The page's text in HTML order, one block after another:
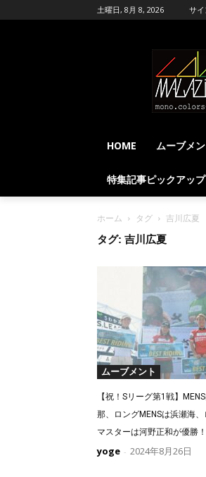
土曜日, 8月 8, 2026 サ
HOME ムーブメ
特集記事ピックアップ
ホーム タグ
吉川広夏
タグ: 吉川広夏
ムーブメント
【祝！Sリーグ第1戦】
那、ロングMENSは浜瀬海、
マスターは河野正和が優勝！
yoge - 2024年8月26日